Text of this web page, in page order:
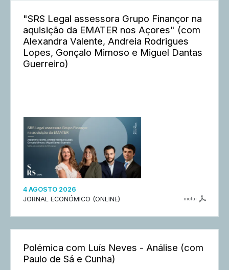
"SRS Legal assessora Grupo Finançor na
aquisição da EMATER nos Açores" (com
Alexandra Valente, Andreia Rodrigues
Lopes, Gonçalo Mimoso e Miguel Dantas
Guerreiro)
4 AGOSTO 2026
JORNAL ECONÓMICO (ONLINE)
inclui
Polémica com Luís Neves - Análise (com
Paulo de Sá e Cunha)